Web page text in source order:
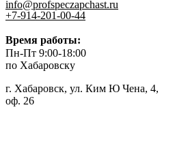
info@profspeczapchast.ru
+7-914-201-00-44
Время работы:
Пн-Пт 9:00-18:00
по Хабаровску
г. Хабаровск, ул. Ким Ю Чена, 4,
оф. 26